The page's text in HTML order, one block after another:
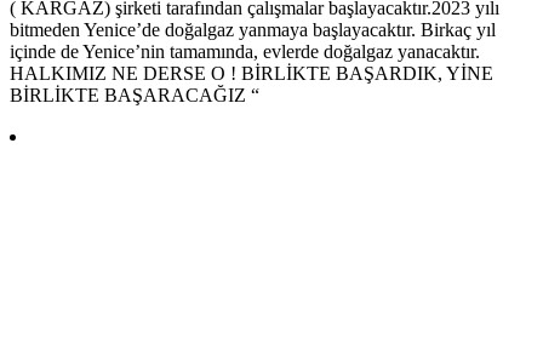
( KARGAZ) şirketi tarafından çalışmalar başlayacaktır.2023 yılı
bitmeden Yenice’de doğalgaz yanmaya başlayacaktır. Birkaç yıl
içinde de Yenice’nin tamamında, evlerde doğalgaz yanacaktır.
HALKIMIZ NE DERSE O ! BİRLİKTE BAŞARDIK, YİNE
BİRLİKTE BAŞARACAĞIZ “